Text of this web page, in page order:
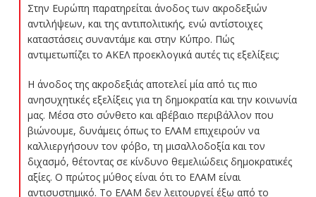
Στην Ευρώπη παρατηρείται άνοδος των ακροδεξιών
αντιλήψεων, και της αντιπολιτικής, ενώ αντίστοιχες
καταστάσεις συναντάμε και στην Κύπρο. Πώς
αντιμετωπίζει το ΑΚΕΛ προεκλογικά αυτές τις εξελίξεις;
Η άνοδος της ακροδεξιάς αποτελεί μία από τις πιο
ανησυχητικές εξελίξεις για τη δημοκρατία και την κοινωνία
μας. Μέσα στο σύνθετο και αβέβαιο περιβάλλον που
βιώνουμε, δυνάμεις όπως το ΕΛΑΜ επιχειρούν να
καλλιεργήσουν τον φόβο, τη μισαλλοδοξία και τον
διχασμό, θέτοντας σε κίνδυνο θεμελιώδεις δημοκρατικές
αξίες. Ο πρώτος μύθος είναι ότι το ΕΛΑΜ είναι
αντισυστημικό. Το ΕΛΑΜ δεν λειτουργεί έξω από το